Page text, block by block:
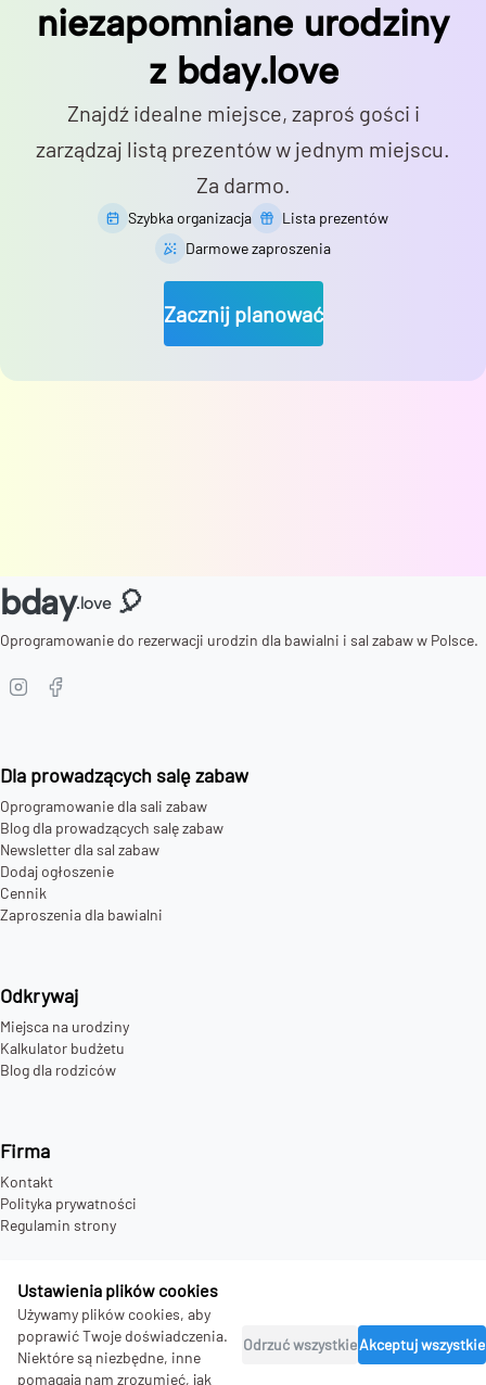
Ustawienia plików cookies
Używamy plików cookies, aby
poprawić Twoje doświadczenia.
Niektóre są niezbędne, inne
pomagają nam zrozumieć, jak
Odrzuć wszystkieAkceptuj wszystkie
niezapomniane urodziny
z bday.love
Znajdź idealne miejsce, zaproś gości i
zarządzaj listą prezentów w jednym miejscu.
Za darmo.
Szybka organizacja
Lista prezentów
Darmowe zaproszenia
Zacznij planować
bday.love 🎈
Oprogramowanie do rezerwacji urodzin dla bawialni i sal zabaw w Polsce.
Dla prowadzących salę zabaw
Oprogramowanie dla sali zabaw
Blog dla prowadzących salę zabaw
Newsletter dla sal zabaw
Dodaj ogłoszenie
Cennik
Zaproszenia dla bawialni
Odkrywaj
Miejsca na urodziny
Kalkulator budżetu
Blog dla rodziców
Firma
Kontakt
Polityka prywatności
Regulamin strony
bday.love - all rights reserved.